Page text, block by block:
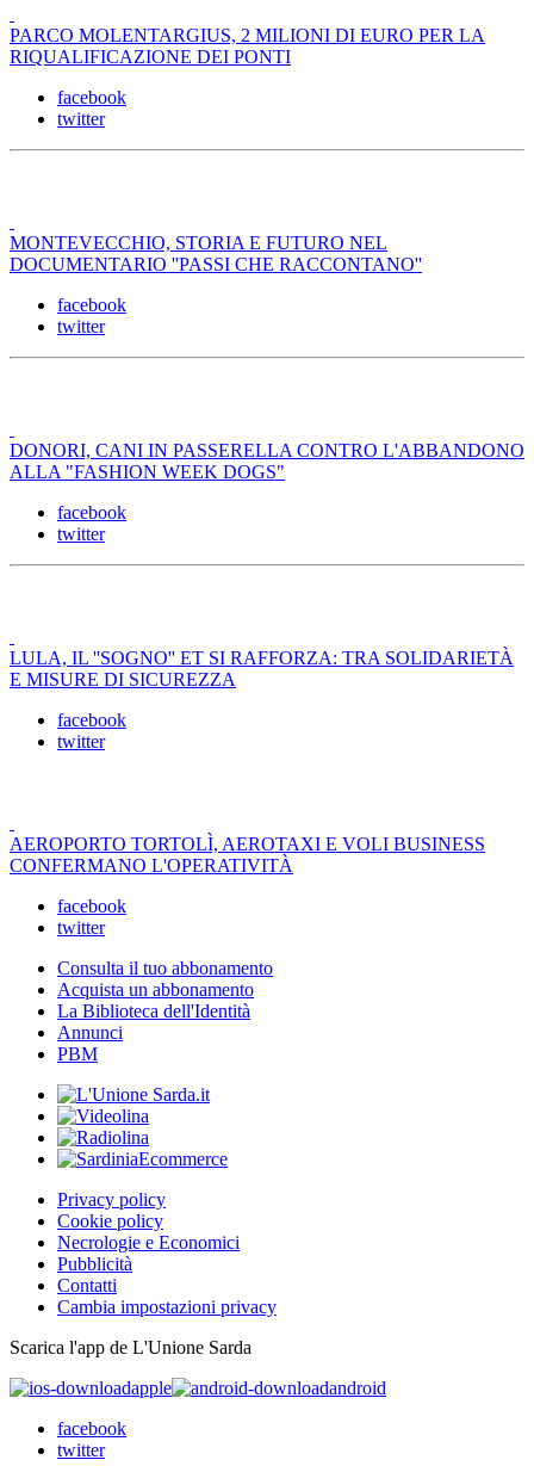
PARCO MOLENTARGIUS, 2 MILIONI DI EURO PER LA
RIQUALIFICAZIONE DEI PONTI
facebook
twitter
MONTEVECCHIO, STORIA E FUTURO NEL
DOCUMENTARIO ''PASSI CHE RACCONTANO''
facebook
twitter
DONORI, CANI IN PASSERELLA CONTRO L'ABBANDONO
ALLA "FASHION WEEK DOGS"
facebook
twitter
LULA, IL ''SOGNO'' ET SI RAFFORZA: TRA SOLIDARIETÀ
E MISURE DI SICUREZZA
facebook
twitter
AEROPORTO TORTOLÌ, AEROTAXI E VOLI BUSINESS
CONFERMANO L'OPERATIVITÀ
facebook
twitter
Consulta il tuo abbonamento
Acquista un abbonamento
La Biblioteca dell'Identità
Annunci
PBM
Privacy policy
Cookie policy
Necrologie e Economici
Pubblicità
Contatti
Cambia impostazioni privacy
Scarica l'app de L'Unione Sarda
apple
android
facebook
twitter